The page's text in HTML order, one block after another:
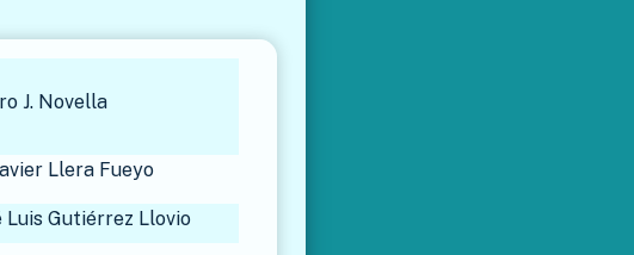
J. Novella
Llera Fueyo
Luis Gutiérrez Llovio